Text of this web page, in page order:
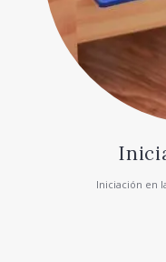
Iniciación en